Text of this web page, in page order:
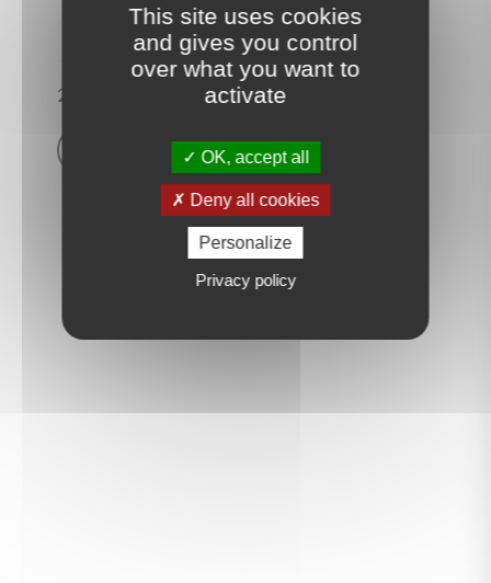
12 Room 7 Bedroom
2 080 000 €
This site uses cookies
and gives you control
over what you want to
activate
OK, accept all
Deny all cookies
Personalize
Privacy policy